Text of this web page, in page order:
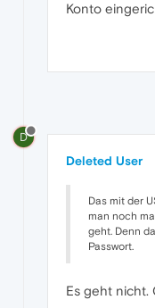
Konto
D
Deleted User
Das mit der
man noch
geht. Denn
Passwort.
Es geht nicht.